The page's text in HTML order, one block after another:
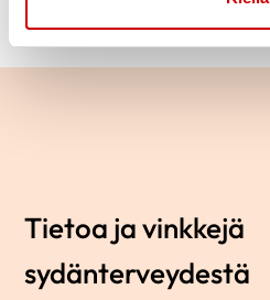
Tietoa ja vinkkejä
sydänterveydestä